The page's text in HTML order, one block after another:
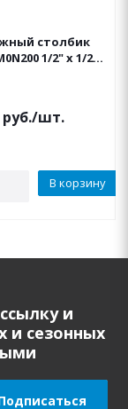
столбик
1/2" х 1/2"
/шт.
В корзину
и
и сезонных